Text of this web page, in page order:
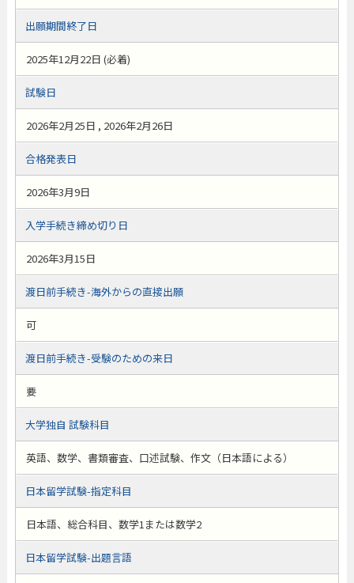
出願期間終了日
2025年12月22日 (必着)
試験日
2026年2月25日 , 2026年2月26日
合格発表日
2026年3月9日
入学手続き締め切り日
2026年3月15日
渡日前手続き-海外からの直接出願
可
渡日前手続き-受験のための来日
要
大学独自 試験科目
英語、数学、書類審査、口述試験、作文（日本語による）
日本留学試験-指定科目
日本語、総合科目、数学1または数学2
日本留学試験-出題言語